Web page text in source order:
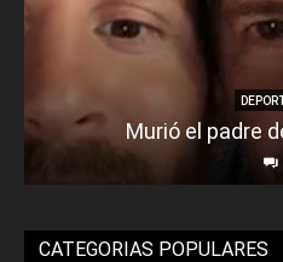
Murió el padre
CATEGORIAS POPULARES